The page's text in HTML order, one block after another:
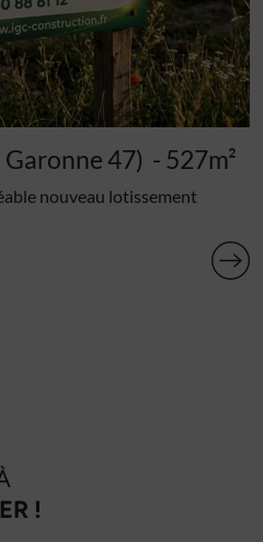
47) - 527m²
nouveau lotissement
!